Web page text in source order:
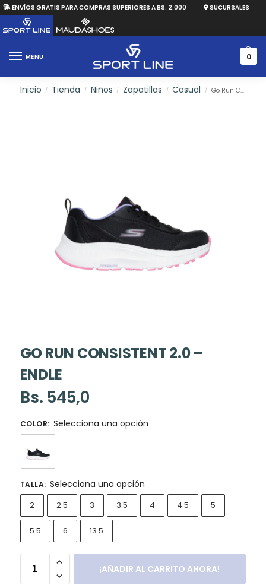
ENVÍOS GRATIS PARA COMPRAS SUPERIORES A BS. 2.000 | SUCURSALES
MENU 0
Inicio / Tienda / Niños / Zapatillas / Casual / Go Run Consistent 2.0 – Endle
GO RUN CONSISTENT 2.0 –
ENDLE
Bs. 545,0
COLOR: Selecciona una opción
TALLA: Selecciona una opción
2 2.5 3 3.5 4 4.5 5
5.5 6 13.5
¡AÑADIR AL CARRITO AHORA!